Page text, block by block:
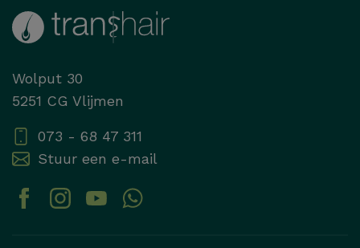
Hoe kunnen we je
helpen?
Wolput 30
5251 CG Vlijmen
073 - 68 47 311
Stuur een e-mail